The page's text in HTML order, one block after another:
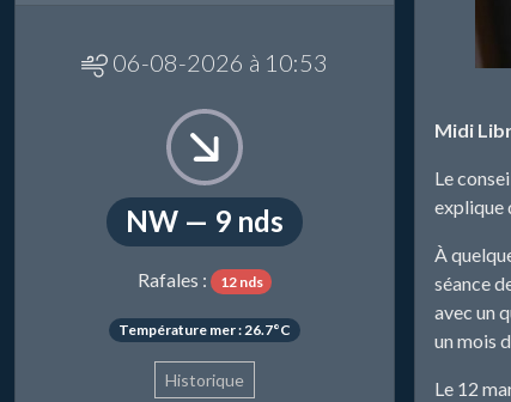
06-08-2026 à 10:53
NW — 9 nds
Rafales : 12 nds
Température mer : 26.7°C
Historique
Midi
Le
explique
À
séance
avec un
un mois
Le 12